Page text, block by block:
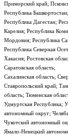
Приморский край;
Республика
Республика Дагестан;
Карелия; Республика
Мордовия; Республика
Республика Северная
Хакасия; Ростовская
Саратовская область;
Сахалинская область;
Ставропольский край;
область; Тюменская
Удмуртская Республика;
автономный округ;
Чукотский автономный
Ямало-Ненецкий